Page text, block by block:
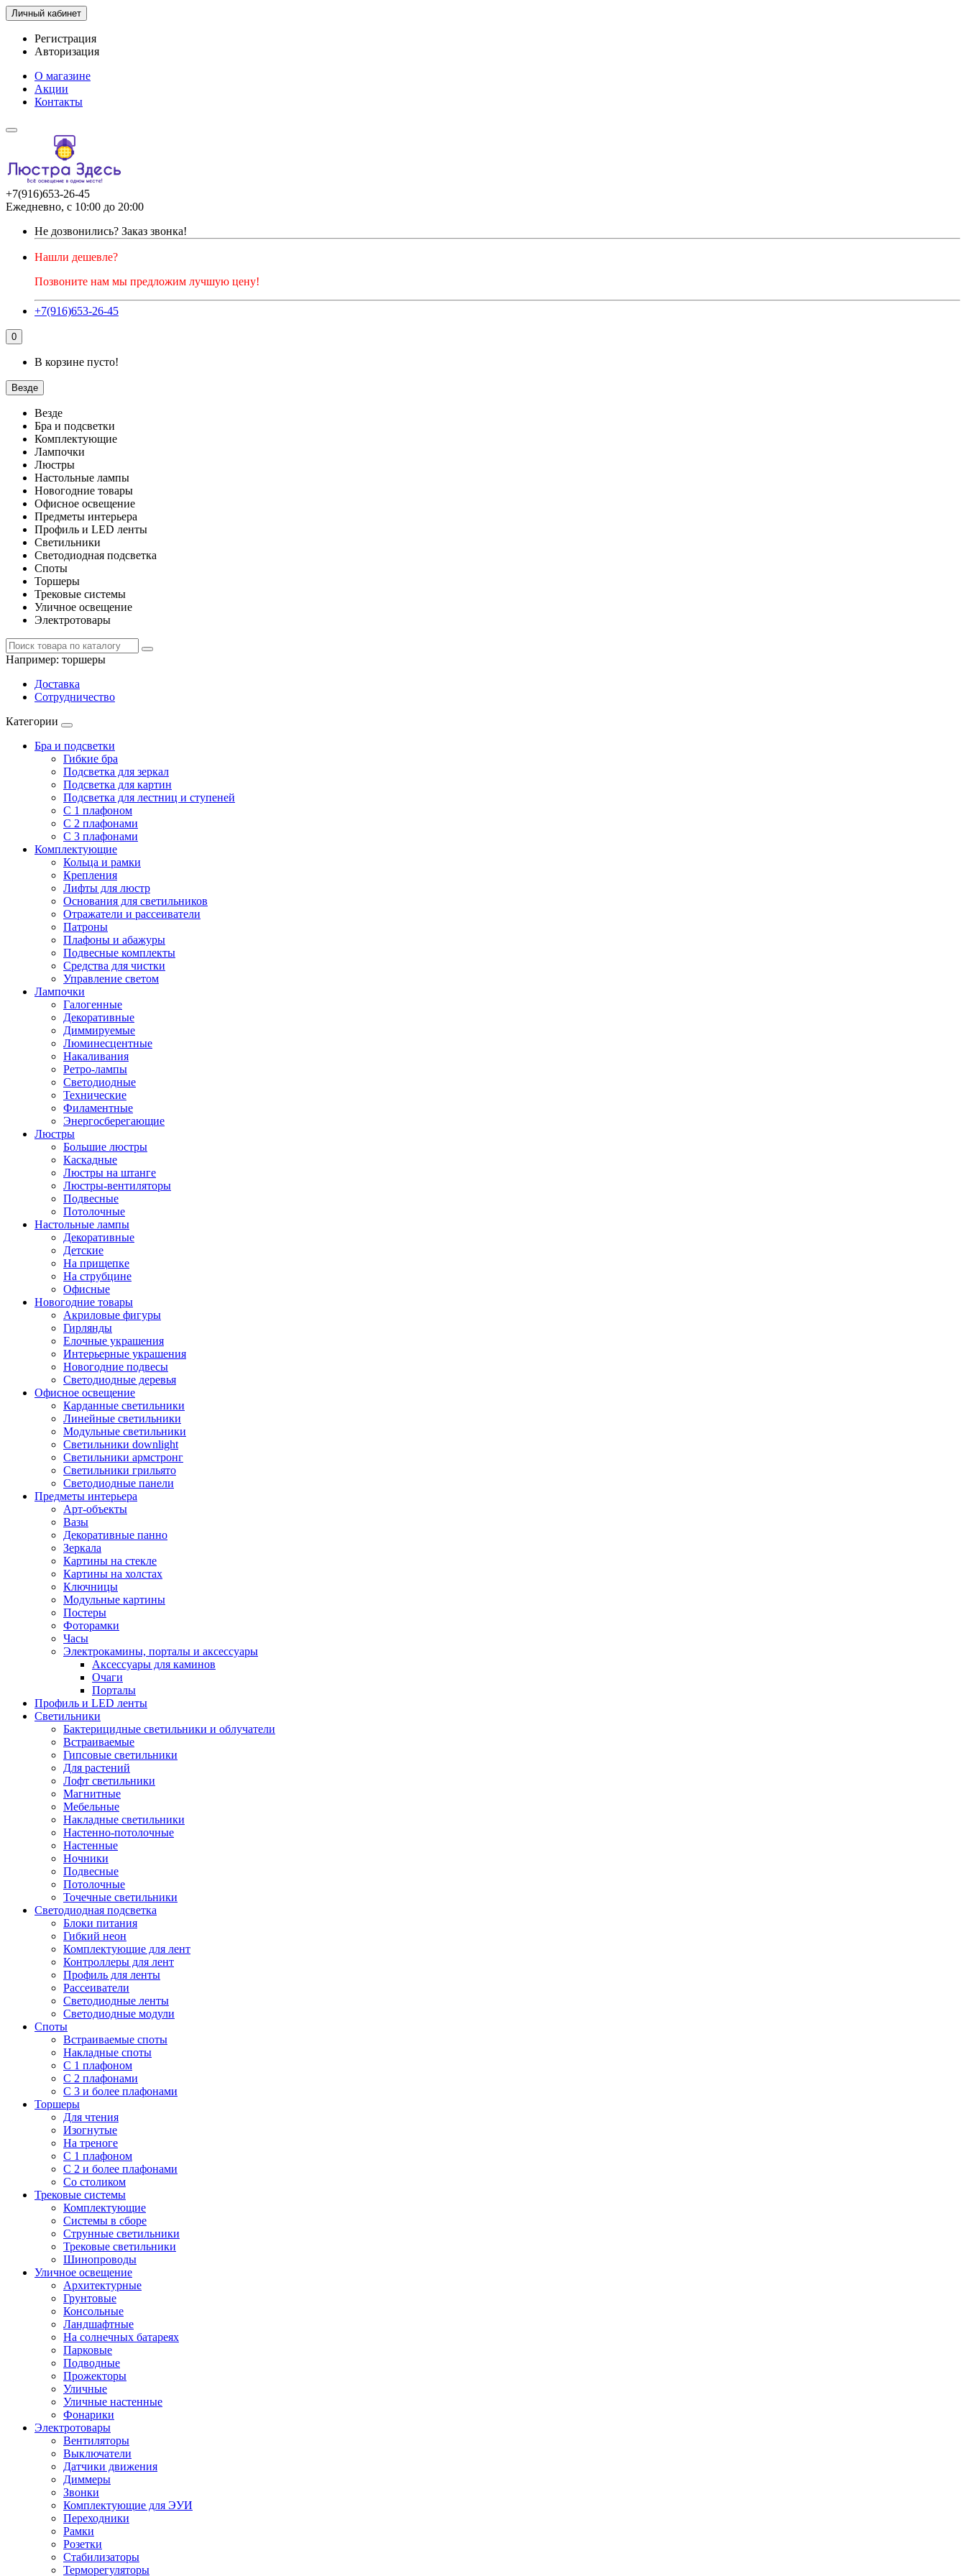
Личный кабинет
Регистрация
Авторизация
О магазине
Акции
Контакты
+7(916)653-26-45
Ежедневно, с 10:00 до 20:00
Не дозвонились? Заказ звонка!
Нашли дешевле?
Позвоните нам мы предложим лучшую цену!
+7(916)653-26-45
0
В корзине пусто!
Везде
Везде
Бра и подсветки
Комплектующие
Лампочки
Люстры
Настольные лампы
Новогодние товары
Офисное освещение
Предметы интерьера
Профиль и LED ленты
Светильники
Светодиодная подсветка
Споты
Торшеры
Трековые системы
Уличное освещение
Электротовары
Например: торшеры
Доставка
Сотрудничество
Категории
Бра и подсветки
Гибкие бра
Подсветка для зеркал
Подсветка для картин
Подсветка для лестниц и ступеней
С 1 плафоном
С 2 плафонами
С 3 плафонами
Комплектующие
Кольца и рамки
Крепления
Лифты для люстр
Основания для светильников
Отражатели и рассеиватели
Патроны
Плафоны и абажуры
Подвесные комплекты
Средства для чистки
Управление светом
Лампочки
Галогенные
Декоративные
Диммируемые
Люминесцентные
Накаливания
Ретро-лампы
Светодиодные
Технические
Филаментные
Энергосберегающие
Люстры
Большие люстры
Каскадные
Люстры на штанге
Люстры-вентиляторы
Подвесные
Потолочные
Настольные лампы
Декоративные
Детские
На прищепке
На струбцине
Офисные
Новогодние товары
Акриловые фигуры
Гирлянды
Елочные украшения
Интерьерные украшения
Новогодние подвесы
Светодиодные деревья
Офисное освещение
Карданные светильники
Линейные светильники
Модульные светильники
Светильники downlight
Светильники армстронг
Светильники грильято
Светодиодные панели
Предметы интерьера
Арт-объекты
Вазы
Декоративные панно
Зеркала
Картины на стекле
Картины на холстах
Ключницы
Модульные картины
Постеры
Фоторамки
Часы
Электрокамины, порталы и аксессуары
Аксессуары для каминов
Очаги
Порталы
Профиль и LED ленты
Светильники
Бактерицидные светильники и облучатели
Встраиваемые
Гипсовые светильники
Для растений
Лофт светильники
Магнитные
Мебельные
Накладные светильники
Настенно-потолочные
Настенные
Ночники
Подвесные
Потолочные
Точечные светильники
Светодиодная подсветка
Блоки питания
Гибкий неон
Комплектующие для лент
Контроллеры для лент
Профиль для ленты
Рассеиватели
Светодиодные ленты
Светодиодные модули
Споты
Встраиваемые споты
Накладные споты
С 1 плафоном
С 2 плафонами
С 3 и более плафонами
Торшеры
Для чтения
Изогнутые
На треноге
С 1 плафоном
С 2 и более плафонами
Со столиком
Трековые системы
Комплектующие
Системы в сборе
Струнные светильники
Трековые светильники
Шинопроводы
Уличное освещение
Архитектурные
Грунтовые
Консольные
Ландшафтные
На солнечных батареях
Парковые
Подводные
Прожекторы
Уличные
Уличные настенные
Фонарики
Электротовары
Вентиляторы
Выключатели
Датчики движения
Диммеры
Звонки
Комплектующие для ЭУИ
Переходники
Рамки
Розетки
Стабилизаторы
Терморегуляторы